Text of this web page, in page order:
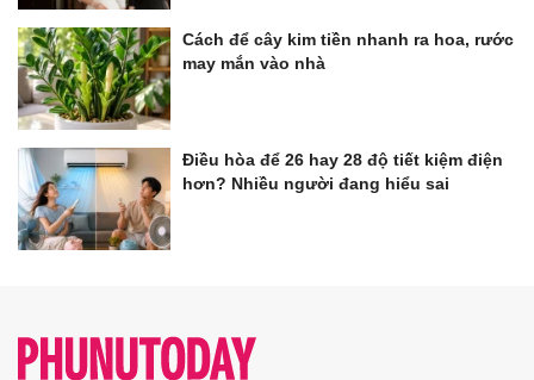
Cách để cây kim tiền nhanh ra hoa, rước
may mắn vào nhà
Điều hòa để 26 hay 28 độ tiết kiệm điện
hơn? Nhiều người đang hiểu sai